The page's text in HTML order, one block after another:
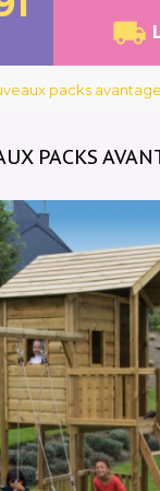
packs avantage
PACKS